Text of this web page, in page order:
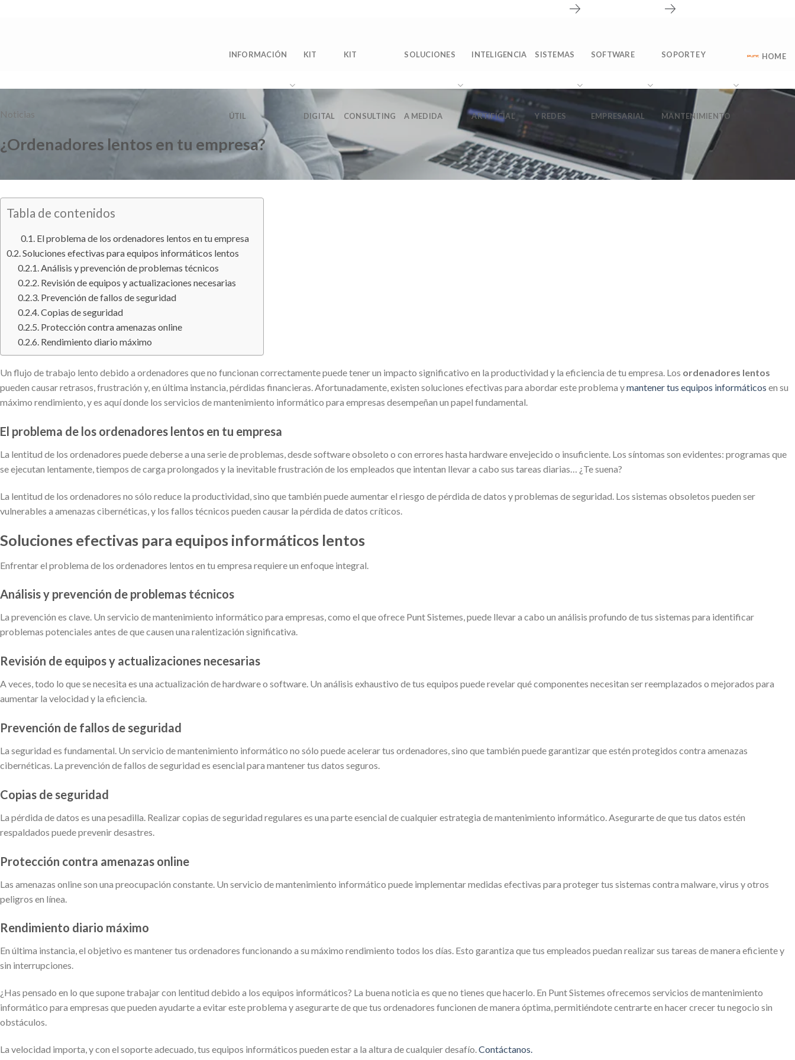
INFORMACIÓN
ÚTIL
KIT
DIGITAL
KIT
CONSULTING
SOLUCIONES
A MEDIDA
INTELIGENCIA
ARTIFICIAL
SISTEMAS
Y REDES
SOFTWARE
EMPRESARIAL
SOPORTE Y
MANTENIMIENTO
HOME
Noticias
¿Ordenadores lentos en tu empresa?
Tabla de contenidos
El problema de los ordenadores lentos en tu empresa
Soluciones efectivas para equipos informáticos lentos
Análisis y prevención de problemas técnicos
Revisión de equipos y actualizaciones necesarias
Prevención de fallos de seguridad
Copias de seguridad
Protección contra amenazas online
Rendimiento diario máximo
Un flujo de trabajo lento debido a ordenadores que no funcionan correctamente puede tener un impacto significativo en la productividad y la eficiencia de tu empresa. Los ordenadores lentos
pueden causar retrasos, frustración y, en última instancia, pérdidas financieras. Afortunadamente, existen soluciones efectivas para abordar este problema ymantener tus equipos informáticos en su
máximo rendimiento, y es aquí donde los servicios de mantenimiento informático para empresas desempeñan un papel fundamental.
El problema de los ordenadores lentos en tu empresa
La lentitud de los ordenadores puede deberse a una serie de problemas, desde software obsoleto o con errores hasta hardware envejecido o insuficiente. Los síntomas son evidentes: programas que
se ejecutan lentamente, tiempos de carga prolongados y la inevitable frustración de los empleados que intentan llevar a cabo sus tareas diarias… ¿Te suena?
La lentitud de los ordenadores no sólo reduce la productividad, sino que también puede aumentar el riesgo de pérdida de datos y problemas de seguridad. Los sistemas obsoletos pueden ser
vulnerables a amenazas cibernéticas, y los fallos técnicos pueden causar la pérdida de datos críticos.
Soluciones efectivas para equipos informáticos lentos
Enfrentar el problema de los ordenadores lentos en tu empresa requiere un enfoque integral.
Análisis y prevención de problemas técnicos
La prevención es clave. Un servicio de mantenimiento informático para empresas, como el que ofrece Punt Sistemes, puede llevar a cabo un análisis profundo de tus sistemas para identificar
problemas potenciales antes de que causen una ralentización significativa.
Revisión de equipos y actualizaciones necesarias
A veces, todo lo que se necesita es una actualización de hardware o software. Un análisis exhaustivo de tus equipos puede revelar qué componentes necesitan ser reemplazados o mejorados para
aumentar la velocidad y la eficiencia.
Prevención de fallos de seguridad
La seguridad es fundamental. Un servicio de mantenimiento informático no sólo puede acelerar tus ordenadores, sino que también puede garantizar que estén protegidos contra amenazas
cibernéticas. La prevención de fallos de seguridad es esencial para mantener tus datos seguros.
Copias de seguridad
La pérdida de datos es una pesadilla. Realizar copias de seguridad regulares es una parte esencial de cualquier estrategia de mantenimiento informático. Asegurarte de que tus datos estén
respaldados puede prevenir desastres.
Protección contra amenazas online
Las amenazas online son una preocupación constante. Un servicio de mantenimiento informático puede implementar medidas efectivas para proteger tus sistemas contra malware, virus y otros
peligros en línea.
Rendimiento diario máximo
En última instancia, el objetivo es mantener tus ordenadores funcionando a su máximo rendimiento todos los días. Esto garantiza que tus empleados puedan realizar sus tareas de manera eficiente y
sin interrupciones.
¿Has pensado en lo que supone trabajar con lentitud debido a los equipos informáticos? La buena noticia es que no tienes que hacerlo. En Punt Sistemes ofrecemos servicios de mantenimiento
informático para empresas que pueden ayudarte a evitar este problema y asegurarte de que tus ordenadores funcionen de manera óptima, permitiéndote centrarte en hacer crecer tu negocio sin
obstáculos.
La velocidad importa, y con el soporte adecuado, tus equipos informáticos pueden estar a la altura de cualquier desafío.Contáctanos.